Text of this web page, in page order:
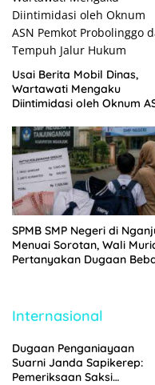
Usai Berita Mobil Dinas,
Wartawati Mengaku
Diintimidasi oleh Oknum
Tempuh Jalur Hukum
SPMB SMP Negeri di
Menuai Sorotan, Wali
Pertanyakan Dugaan
Internasional
Dugaan Penganiayaan
Suarni Janda Sapikerep:
Pemeriksaan Saksi